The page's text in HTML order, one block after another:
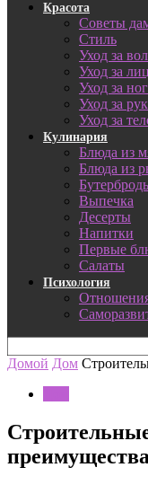
Красота
Советы
Стиль
Уход за
Уход за
Уход за
Уход за
Уход за
Кулинария
Блюда из
Блюда из
Выпечка
Десерты
Напитки
Первые
Салаты
Психология
Домой Дом
преимущества